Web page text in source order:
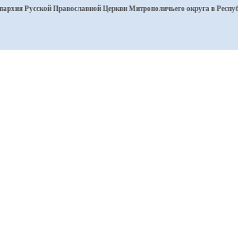
Русской Православной Церкви Митрополичьего округа в